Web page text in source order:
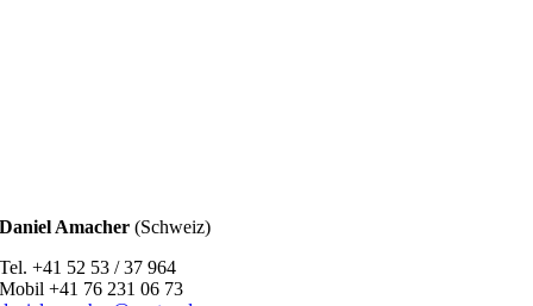
Daniel Amacher (Schweiz)
Tel. +41 52 53 / 37 964
Mobil +41 76 231 06 73